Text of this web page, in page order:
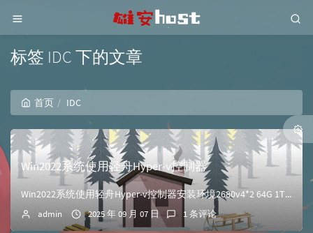
标签 IDC 下的文章
首页 IDC
Win2022系统使用轻舟Hyper-v控制器
Win2022系统使用轻舟Hyper-v控制器安装环境2680v4*2 64G 1TSSD Win2022系统安装Hyper-V打开服务器管理器右上角的添...
admin 2025 年 09 月 07 日 1 条评论